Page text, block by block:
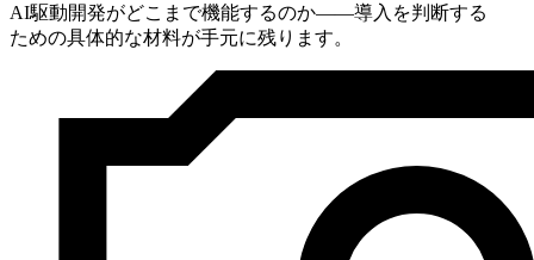
AI駆動開発がどこまで機能するのか——導入を判断する
ための具体的な材料が手元に残ります。